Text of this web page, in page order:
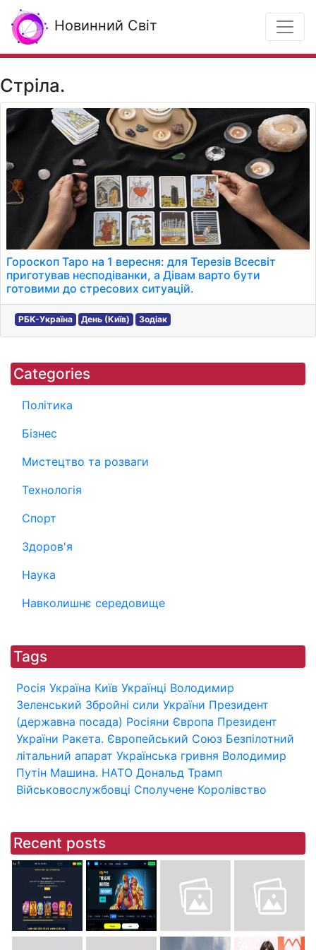
Новинний Світ
Стріла.
Гороскоп Таро на 1 вересня: для Терезів Всесвіт
приготував несподіванки, а Дівам варто бути
готовими до стресових ситуацій.
РБК-Україна День (Київ) Зодіак
Categories
Політика
Бізнес
Мистецтво та розваги
Технологія
Спорт
Здоров'я
Наука
Навколишнє середовище
Tags
Росія Україна Київ Українці Володимир
Зеленський Збройні сили України Президент
(державна посада) Росіяни Європа Президент
України Ракета. Європейський Союз Безпілотний
літальний апарат Українська гривня Володимир
Путін Машина. НАТО Дональд Трамп
Військовослужбовці Сполучене Королівство
Recent posts